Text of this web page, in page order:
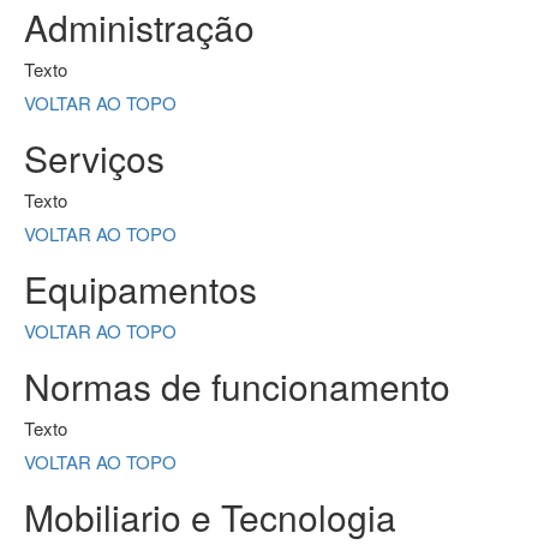
Administração
Texto
VOLTAR AO TOPO
Serviços
Texto
VOLTAR AO TOPO
Equipamentos
VOLTAR AO TOPO
Normas de funcionamento
Texto
VOLTAR AO TOPO
Mobiliario e Tecnologia